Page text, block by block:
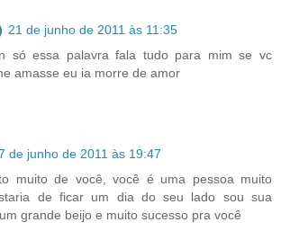
21 de junho de 2011 às 11:35
só essa palavra fala tudo para mim se vc
amasse eu ia morre de amor
de junho de 2011 às 19:47
muito de você, você é uma pessoa muito
de ficar um dia do seu lado sou sua
grande beijo e muito sucesso pra você